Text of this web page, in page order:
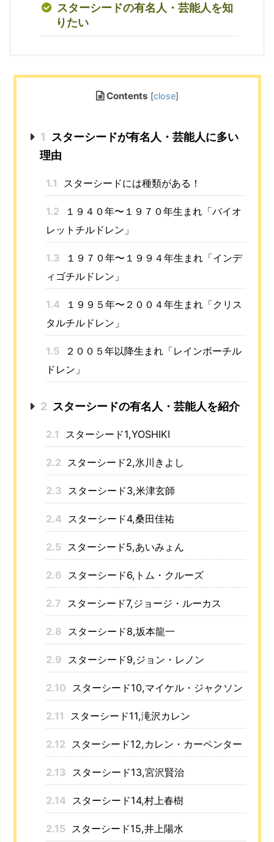
スターシードの有名人・芸能人を知
りたい
Contents [close]
1
スターシードが有名人・芸能人に多い
理由
1.1 スターシードには種類がある！
1.2
１９４０年〜１９７０年生まれ「バイオ
レットチルドレン」
1.3
１９７０年〜１９９４年生まれ「インデ
ィゴチルドレン」
1.4
１９９５年〜２００４年生まれ「クリス
タルチルドレン」
1.5
２００５年以降生まれ「レインボーチル
ドレン」
2 スターシードの有名人・芸能人を紹介
2.1 スターシード1,YOSHIKI
2.2 スターシード2,氷川きよし
2.3 スターシード3,米津玄師
2.4 スターシード4,桑田佳祐
2.5 スターシード5,あいみょん
2.6 スターシード6,トム・クルーズ
2.7 スターシード7,ジョージ・ルーカス
2.8 スターシード8,坂本龍一
2.9 スターシード9,ジョン・レノン
2.10 スターシード10,マイケル・ジャクソン
2.11 スターシード11,滝沢カレン
2.12 スターシード12,カレン・カーペンター
2.13 スターシード13,宮沢賢治
2.14 スターシード14,村上春樹
2.15 スターシード15,井上陽水